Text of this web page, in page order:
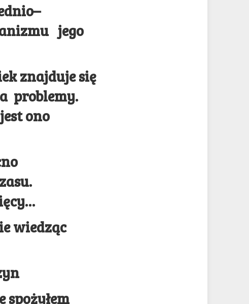
jego
znajduje się
problemy.
ono
wiedząc
spożyłem